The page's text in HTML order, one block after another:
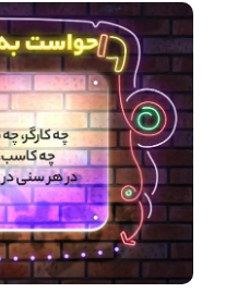
شنیدنی
+ما
جستجو
جستجو